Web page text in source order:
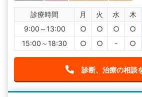
診療時間 月 火 水 木
9:00～13:00
○ ○ ○ ○
15:00～18:30
○ ○ - ○
診断、治療の相談